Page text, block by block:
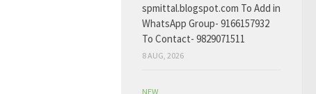
spmittal.blogspot.com To Add in
WhatsApp Group- 9166157932
To Contact- 9829071511
8 AUG, 2026
NEW